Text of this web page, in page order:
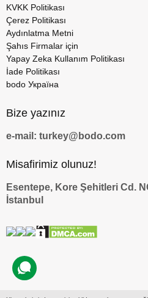
KVKK Politikası
Çerez Politikası
Aydınlatma Metni
Şahıs Firmalar için
Yapay Zeka Kullanım Politikası
İade Politikası
bodo Україна
Bize yazınız
e-mail: turkey@bodo.com
Misafirimiz olunuz!
Esentepe, Kore Şehitleri Cd.
İstanbul